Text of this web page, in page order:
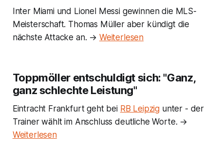
Inter Miami und Lionel Messi gewinnen die MLS-
Meisterschaft. Thomas Müller aber kündigt die
nächste Attacke an. → Weiterlesen
Toppmöller entschuldigt sich: "Ganz,
ganz schlechte Leistung"
Eintracht Frankfurt geht bei RB Leipzig unter - der
Trainer wählt im Anschluss deutliche Worte. →
Weiterlesen